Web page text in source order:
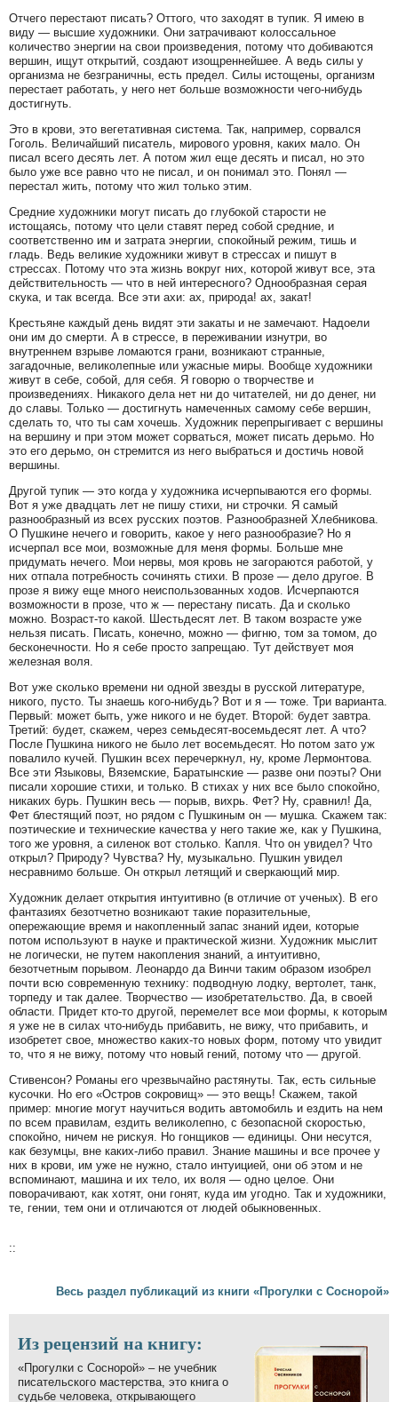
Отчего перестают писать? Оттого, что заходят в тупик. Я имею в
виду — высшие художники. Они затрачивают колоссальное
количество энергии на свои произведения, потому что добиваются
вершин, ищут открытий, создают изощреннейшее. А ведь силы у
организма не безграничны, есть предел. Силы истощены, организм
перестает работать, у него нет больше возможности чего-нибудь
достигнуть.
Это в крови, это вегетативная система. Так, например, сорвался
Гоголь. Величайший писатель, мирового уровня, каких мало. Он
писал всего десять лет. А потом жил еще десять и писал, но это
было уже все равно что не писал, и он понимал это. Понял —
перестал жить, потому что жил только этим.
Средние художники могут писать до глубокой старости не
истощаясь, потому что цели ставят перед собой средние, и
соответственно им и затрата энергии, спокойный режим, тишь и
гладь. Ведь великие художники живут в стрессах и пишут в
стрессах. Потому что эта жизнь вокруг них, которой живут все, эта
действительность — что в ней интересного? Однообразная серая
скука, и так всегда. Все эти ахи: ах, природа! ах, закат!
Крестьяне каждый день видят эти закаты и не замечают. Надоели
они им до смерти. А в стрессе, в переживании изнутри, во
внутреннем взрыве ломаются грани, возникают странные,
загадочные, великолепные или ужасные миры. Вообще художники
живут в себе, собой, для себя. Я говорю о творчестве и
произведениях. Никакого дела нет ни до читателей, ни до денег, ни
до славы. Только — достигнуть намеченных самому себе вершин,
сделать то, что ты сам хочешь. Художник перепрыгивает с вершины
на вершину и при этом может сорваться, может писать дерьмо. Но
это его дерьмо, он стремится из него выбраться и достичь новой
вершины.
Другой тупик — это когда у художника исчерпываются его формы.
Вот я уже двадцать лет не пишу стихи, ни строчки. Я самый
разнообразный из всех русских поэтов. Разнообразней Хлебникова.
О Пушкине нечего и говорить, какое у него разнообразие? Но я
исчерпал все мои, возможные для меня формы. Больше мне
придумать нечего. Мои нервы, моя кровь не загораются работой, у
них отпала потребность сочинять стихи. В прозе — дело другое. В
прозе я вижу еще много неиспользованных ходов. Исчерпаются
возможности в прозе, что ж — перестану писать. Да и сколько
можно. Возраст-то какой. Шестьдесят лет. В таком возрасте уже
нельзя писать. Писать, конечно, можно — фигню, том за томом, до
бесконечности. Но я себе просто запрещаю. Тут действует моя
железная воля.
Вот уже сколько времени ни одной звезды в русской литературе,
никого, пусто. Ты знаешь кого-нибудь? Вот и я — тоже. Три варианта.
Первый: может быть, уже никого и не будет. Второй: будет завтра.
Третий: будет, скажем, через семьдесят-восемьдесят лет. А что?
После Пушкина никого не было лет восемьдесят. Но потом зато уж
повалило кучей. Пушкин всех перечеркнул, ну, кроме Лермонтова.
Все эти Языковы, Вяземские, Баратынские — разве они поэты? Они
писали хорошие стихи, и только. В стихах у них все было спокойно,
никаких бурь. Пушкин весь — порыв, вихрь. Фет? Ну, сравнил! Да,
Фет блестящий поэт, но рядом с Пушкиным он — мушка. Скажем так:
поэтические и технические качества у него такие же, как у Пушкина,
того же уровня, а силенок вот столько. Капля. Что он увидел? Что
открыл? Природу? Чувства? Ну, музыкально. Пушкин увидел
несравнимо больше. Он открыл летящий и сверкающий мир.
Художник делает открытия интуитивно (в отличие от ученых). В его
фантазиях безотчетно возникают такие поразительные,
опережающие время и накопленный запас знаний идеи, которые
потом используют в науке и практической жизни. Художник мыслит
не логически, не путем накопления знаний, а интуитивно,
безотчетным порывом. Леонардо да Винчи таким образом изобрел
почти всю современную технику: подводную лодку, вертолет, танк,
торпеду и так далее. Творчество — изобретательство. Да, в своей
области. Придет кто-то другой, перемелет все мои формы, к которым
я уже не в силах что-нибудь прибавить, не вижу, что прибавить, и
изобретет свое, множество каких-то новых форм, потому что увидит
то, что я не вижу, потому что новый гений, потому что — другой.
Стивенсон? Романы его чрезвычайно растянуты. Так, есть сильные
кусочки. Но его «Остров сокровищ» — это вещь! Скажем, такой
пример: многие могут научиться водить автомобиль и ездить на нем
по всем правилам, ездить великолепно, с безопасной скоростью,
спокойно, ничем не рискуя. Но гонщиков — единицы. Они несутся,
как безумцы, вне каких-либо правил. Знание машины и все прочее у
них в крови, им уже не нужно, стало интуицией, они об этом и не
вспоминают, машина и их тело, их воля — одно целое. Они
поворачивают, как хотят, они гонят, куда им угодно. Так и художники,
те, гении, тем они и отличаются от людей обыкновенных.
::
Весь раздел публикаций из книги «Прогулки с Соснорой»
Из рецензий на книгу:
«Прогулки с Соснорой» – не учебник
писательского мастерства, это книга о
судьбе человека, открывающего